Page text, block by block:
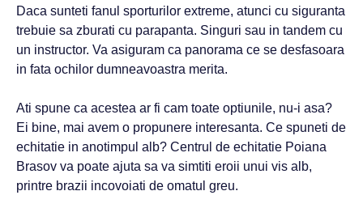
Daca sunteti fanul sporturilor extreme, atunci cu siguranta
trebuie sa zburati cu parapanta. Singuri sau in tandem cu
un instructor. Va asiguram ca panorama ce se desfasoara
in fata ochilor dumneavoastra merita.
Ati spune ca acestea ar fi cam toate optiunile, nu-i asa?
Ei bine, mai avem o propunere interesanta. Ce spuneti de
echitatie in anotimpul alb? Centrul de echitatie Poiana
Brasov va poate ajuta sa va simtiti eroii unui vis alb,
printre brazii incovoiati de omatul greu.